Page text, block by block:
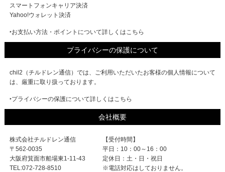
スマートフォンキャリア決済
Yahoo!ウォレット決済
‣お支払い方法・ポイントについて詳しくはこちら
プライバシーの保護について
chil2（チルドレン通信）では、ご利用いただいたお客様の個人情報について
は、厳重に取り扱っております。
‣プライバシーの保護について詳しくはこちら
会社概要
株式会社チルドレン通信
〒562-0035
大阪府箕面市船場東1-11-43
TEL:072-728-8510
【受付時間】
平日：10：00～16：00
定休日：土・日・祝日
※電話対応はしておりません。